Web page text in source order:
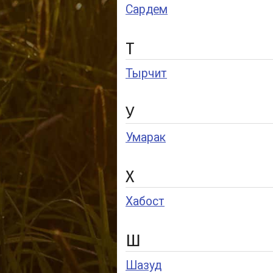
Сардем
Т
Тырчит
У
Умарак
Х
Хабост
Ш
Шазуд